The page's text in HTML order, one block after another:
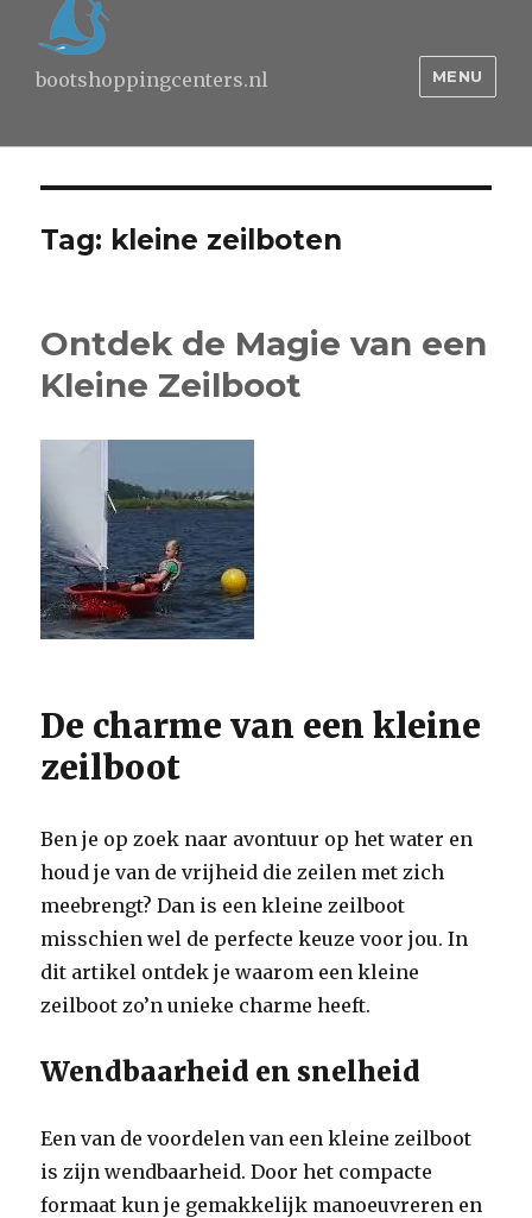
bootshoppingcenters.nl MENU
Tag: kleine zeilboten
Ontdek de Magie van een
Kleine Zeilboot
De charme van een kleine
zeilboot
Ben je op zoek naar avontuur op het water en
houd je van de vrijheid die zeilen met zich
meebrengt? Dan is een kleine zeilboot
misschien wel de perfecte keuze voor jou. In
dit artikel ontdek je waarom een kleine
zeilboot zo’n unieke charme heeft.
Wendbaarheid en snelheid
Een van de voordelen van een kleine zeilboot
is zijn wendbaarheid. Door het compacte
formaat kun je gemakkelijk manoeuvreren en